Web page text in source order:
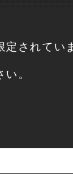
されてい
。